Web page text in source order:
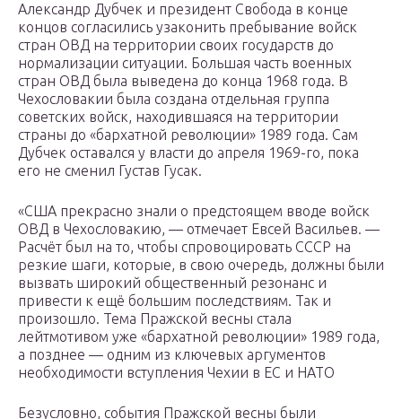
Александр Дубчек и президент Свобода в конце
концов согласились узаконить пребывание войск
стран ОВД на территории своих государств до
нормализации ситуации. Большая часть военных
стран ОВД была выведена до конца 1968 года. В
Чехословакии была создана отдельная группа
советских войск, находившаяся на территории
страны до «бархатной революции» 1989 года. Сам
Дубчек оставался у власти до апреля 1969-го, пока
его не сменил Густав Гусак.
«США прекрасно знали о предстоящем вводе войск
ОВД в Чехословакию, — отмечает Евсей Васильев. —
Расчёт был на то, чтобы спровоцировать СССР на
резкие шаги, которые, в свою очередь, должны были
вызвать широкий общественный резонанс и
привести к ещё большим последствиям. Так и
произошло. Тема Пражской весны стала
лейтмотивом уже «бархатной революции» 1989 года,
а позднее — одним из ключевых аргументов
необходимости вступления Чехии в ЕС и НАТО
Безусловно, события Пражской весны были